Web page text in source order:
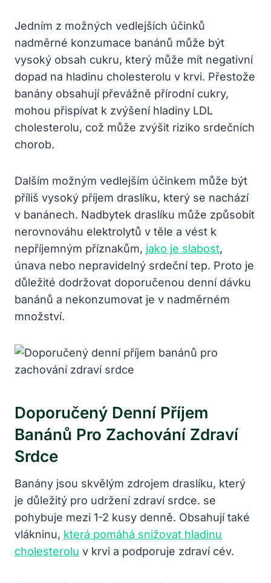
Jedním z možných vedlejších účinků
nadměrné konzumace banánů může být
vysoký obsah cukru, který může mít negativní
dopad na hladinu cholesterolu v krvi. Přestože
banány obsahují převážně přírodní cukry,
mohou přispívat k zvýšení hladiny LDL
cholesterolu, což může zvýšit riziko srdečních
chorob.
Dalším možným vedlejším účinkem může být
příliš vysoký příjem draslíku, který se nachází
v banánech. Nadbytek draslíku může způsobit
nerovnováhu elektrolytů v těle a vést k
nepříjemným příznakům, jako je slabost,
únava nebo nepravidelný srdeční tep. Proto je
důležité dodržovat doporučenou denní dávku
banánů a nekonzumovat je v nadměrném
množství.
Doporučený Denní Příjem
Banánů Pro Zachování Zdraví
Srdce
Banány jsou skvělým zdrojem draslíku, který
je důležitý pro udržení zdraví srdce. se
pohybuje mezi 1-2 kusy denně. Obsahují také
vlákninu, která pomáhá snižovat hladinu
cholesterolu v krvi a podporuje zdraví cév.